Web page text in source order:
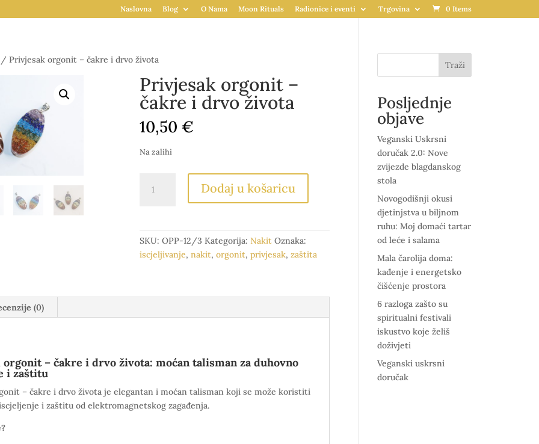
Naslovna Blog O Nama Moon Rituals Radionice i eventi Trgovina 0 Items
Privjesak orgonit – čakre i drvo života
Privjesak orgonit –
čakre i drvo života
10,50 €
Na zalihi
orgonit
drvo
života
Dodaj u košaricu
SKU: OPP-12/3 Kategorija: Nakit Oznaka:
iscjeljivanje, nakit, orgonit, privjesak, zaštita
(0)
– čakre i drvo života: moćan talisman za duhovno
i zaštitu
– čakre i drvo života je elegantan i moćan talisman koji se može koristiti
i zaštitu od elektromagnetskog zagađenja.
Traži
Posljednje
objave
Veganski Uskrsni
doručak 2.0: Nove
zvijezde blagdanskog
stola
Novogodišnji okusi
djetinjstva u biljnom
ruhu: Moj domaći tartar
od leće i salama
Mala čarolija doma:
kađenje i energetsko
čišćenje prostora
6 razloga zašto su
spiritualni festivali
iskustvo koje želiš
doživjeti
Veganski uskrsni
doručak